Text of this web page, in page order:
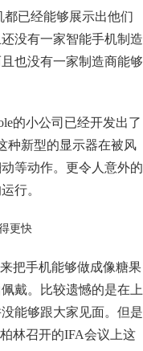
都已经能够展示出他们
没有一家智能手机制造
也没有一家制造商能够
的小公司已经开发出了
种新型的显示器在被风
等动作。更令人意外的
行。
把手机能够做成像糖果
戴。比较遗憾的是在上
能够跟大家见面。但是
林召开的IFA会议上这